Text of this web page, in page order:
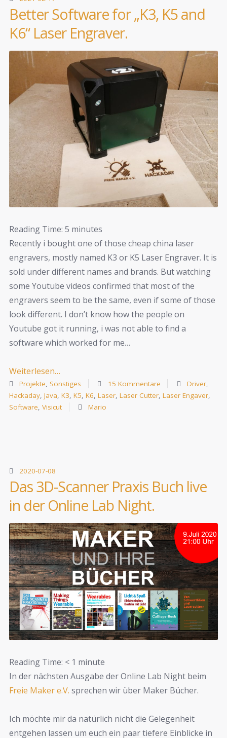
Better Software for „K3, K5 and
K6“ Laser Engraver.
Reading Time: 5 minutes
Recently i bought one of those cheap china laser
engravers, mostly named K3 or K5 Laser Engraver. It is
sold under different names and brands. But watching
some Youtube videos confirmed that most of the
engravers seem to be the same, even if some of those
look different. I don’t know how the people on
Youtube got it running, i was not able to find a
software which worked for me…
Weiterlesen…
Projekte, Sonstiges 15 Kommentare Driver,
Hackaday, Java, K3, K5, K6, Laser, Laser Cutter, Laser Engaver,
Software, Visicut Mario
2020-07-08
Das 3D-Scanner Praxis Buch live
in der Online Lab Night.
Reading Time: < 1 minute
In der nächsten Ausgabe der Online Lab Night beim
Freie Maker e.V. sprechen wir über Maker Bücher.
Ich möchte mir da natürlich nicht die Gelegenheit
entgehen lassen um euch ein paar tiefere Einblicke in